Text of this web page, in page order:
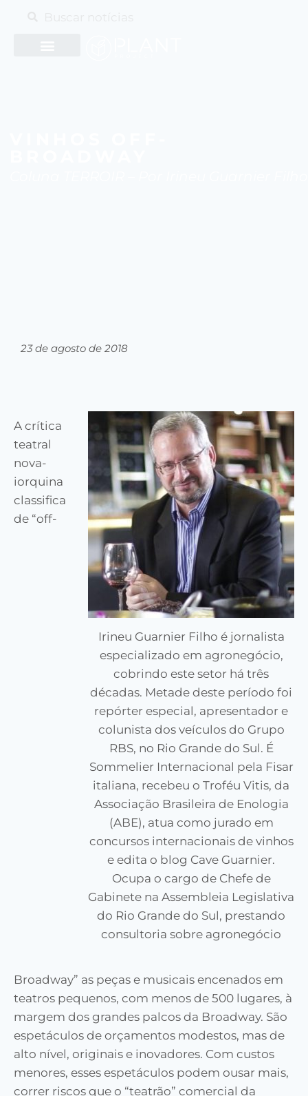
23 de agosto de 2018
Irineu Guarnier Filho é jornalista
especializado em agronegócio,
cobrindo este setor há três
décadas. Metade deste período foi
repórter especial, apresentador e
colunista dos veículos do Grupo
RBS, no Rio Grande do Sul. É
Sommelier Internacional pela Fisar
italiana, recebeu o Troféu Vitis, da
Associação Brasileira de Enologia
(ABE), atua como jurado em
concursos internacionais de vinhos
e edita o blog Cave Guarnier.
Ocupa o cargo de Chefe de
Gabinete na Assembleia Legislativa
do Rio Grande do Sul, prestando
consultoria sobre agronegócio
A crítica
teatral
nova-
iorquina
classifica
de “off-
Broadway” as peças e musicais encenados em
teatros pequenos, com menos de 500 lugares, à
margem dos grandes palcos da Broadway. São
espetáculos de orçamentos modestos, mas de
alto nível, originais e inovadores. Com custos
menores, esses espetáculos podem ousar mais,
correr riscos que o “teatrão” comercial da